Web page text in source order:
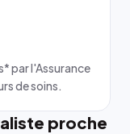
par l'Assurance
de soins.
proche